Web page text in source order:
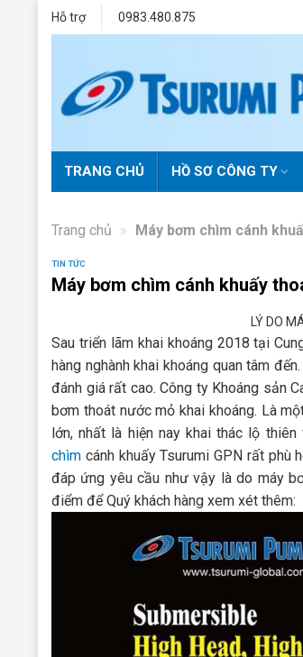
Hỗ trợ 0983.480.875
TRANG CHỦ HỒ SƠ CÔNG TY
Trang chủ » Máy bơm chìm cánh
TIN TỨC
Máy bơm chìm cánh khuấy
LÝ DO
Sau triển lãm khai khoáng 2018 tại
hàng nghành khai khoáng quan tâm
đánh giá rất cao. Công ty Khoáng sản
bơm thoát nước mỏ khai khoáng. Là
lớn, nhất là hiện nay khai thác lộ
chìm cánh khuấy Tsurumi GPN rất
đáp ứng yêu cầu như vậy là do máy
điểm để Quý khách hàng xem xét thêm: